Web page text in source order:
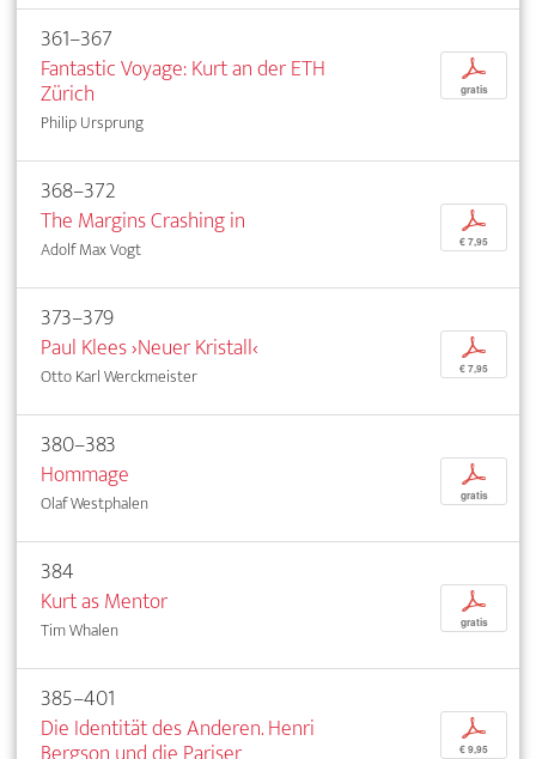
361–367
Fantastic Voyage: Kurt an der ETH
Zürich
Philip Ursprung
p
gratis
368–372
The Margins Crashing in
Adolf Max Vogt
p
€ 7,95
373–379
Paul Klees ›Neuer Kristall‹
Otto Karl Werckmeister
p
€ 7,95
380–383
Hommage
Olaf Westphalen
p
gratis
384
Kurt as Mentor
Tim Whalen
p
gratis
385–401
Die Identität des Anderen. Henri
p
€ 9,95